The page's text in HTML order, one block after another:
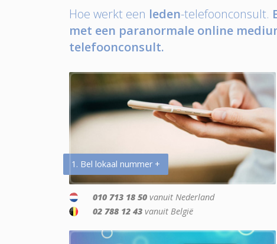
Hoe werkt een leden-telefoonconsult.
met een paranormale online
telefoonconsult.
1. Bel lokaal nummer +
010 713 18 50 vanuit Nederland
02 788 12 43 vanuit België